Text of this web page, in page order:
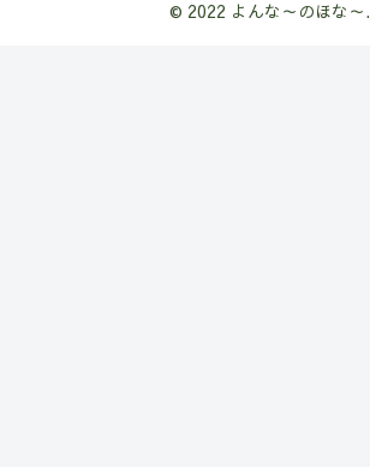
© 2022 よんな～のほな～.